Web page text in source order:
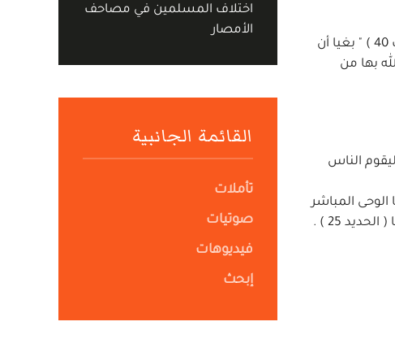
و يأتى لفظ التنزيل على المجاز ، فى شتى المجازات : " ثم أنزل الله سكينته على رسوله على المؤمنين " ( التوبة 26 ، كذلك 40 ) " بغيا أن
" ( 3 : 151 ، 7 : 33 ، 22 : 71 ) " ما أنزل الله بها من
الناس
الوحى المباشر
25 ) .
اختلاف المسلمين في مصاحف
الأمصار
القائمة الجانبية
تأملات
صوتيات
فيديوهات
إبحث